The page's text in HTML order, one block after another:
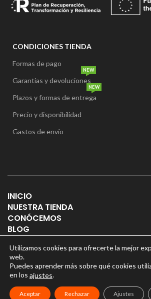
CONDICIONES TIENDA
Formas de pago
Garantias y devoluciones
NEW
Plazos y formas de entrega
NEW
Precio y disponibilidad
Gastos de envío
INICIO
NUESTRA TIENDA
CONÓCEMOS
BLOG
Puertas Online
Aviso legal|Política de privacidad| Cookies
Utilizamos cookies para ofrecerte la mejor
web.
Puedes aprender más sobre qué cookies
en los ajustes.
Aceptar Rechazar Ajustes